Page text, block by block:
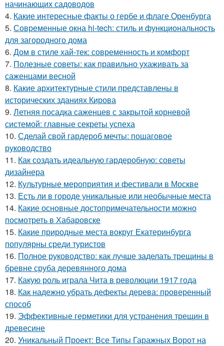
начинающих садоводов
4. Какие интересные факты о гербе и флаге Оренбурга
5. Современные окна hi-tech: стиль и функциональность
для загородного дома
6. Дом в стиле хай-тек: современность и комфорт
7. Полезные советы: как правильно ухаживать за
саженцами весной
8. Какие архитектурные стили представлены в
исторических зданиях Кирова
9. Летняя посадка саженцев с закрытой корневой
системой: главные секреты успеха
10. Сделай свой гардероб мечты: пошаговое
руководство
11. Как создать идеальную гардеробную: советы
дизайнера
12. Культурные мероприятия и фестивали в Москве
13. Есть ли в городе уникальные или необычные места
14. Какие основные достопримечательности можно
посмотреть в Хабаровске
15. Какие природные места вокруг Екатеринбурга
популярны среди туристов
16. Полное руководство: как лучше заделать трещины в
бревне сруба деревянного дома
17. Какую роль играла Чита в революции 1917 года
18. Как надежно убрать дефекты дерева: проверенный
способ
19. Эффективные герметики для устранения трещин в
древесине
20. Уникальный Проект: Все Типы Гаражных Ворот на